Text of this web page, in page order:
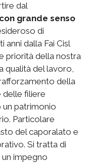
dal
grande senso
di
dalla Fai Cisl
priorità della nostra
qualità del lavoro,
della
delle filiere
patrimonio
Particolare
del caporalato e
Si tratta di
impegno